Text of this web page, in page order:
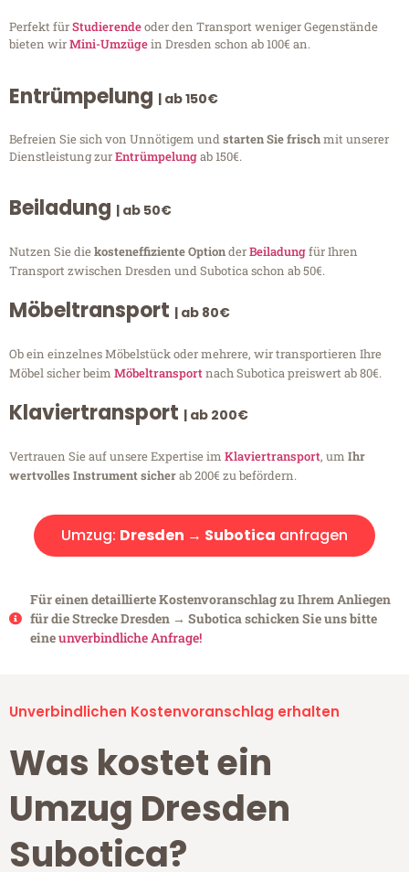
Perfekt fürStudierendeoder den Transport weniger Gegenstände
bieten wirMini-Umzügein Dresden schon ab 100€ an.
Entrümpelung | ab 150€
Befreien Sie sich von Unnötigem undstarten Sie frischmit unserer
Dienstleistung zurEntrümpelungab 150€.
Beiladung | ab 50€
Nutzen Sie diekosteneffiziente OptionderBeiladungfür Ihren
Transport zwischen Dresden und Subotica schon ab 50€.
Möbeltransport | ab 80€
Ob ein einzelnes Möbelstück oder mehrere, wir transportieren Ihre
Möbel sicher beim Möbeltransportnach Subotica preiswert ab 80€.
Klaviertransport | ab 200€
Vertrauen Sie auf unsere Expertise im Klaviertransport, um Ihr
wertvolles Instrument sicherab 200€ zu befördern.
Umzug: Dresden → Subotica anfragen
Für einen detaillierte Kostenvoranschlag zu Ihrem Anliegen
für die Strecke Dresden → Subotica schicken Sie uns bitte
eineunverbindliche Anfrage!
Unverbindlichen Kostenvoranschlag erhalten
Was kostet ein
Umzug Dresden
Subotica?